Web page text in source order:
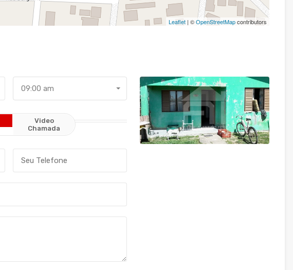
Leaflet| ©OpenStreetMapcontributors
09:00 am
Video
Chamada